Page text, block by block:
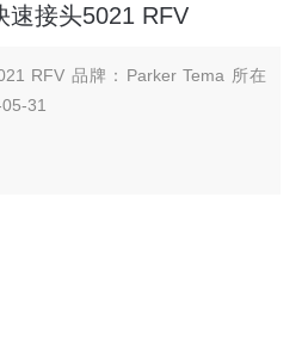
速接头5021 RFV
RFV 品牌：Parker Tema 所在
31